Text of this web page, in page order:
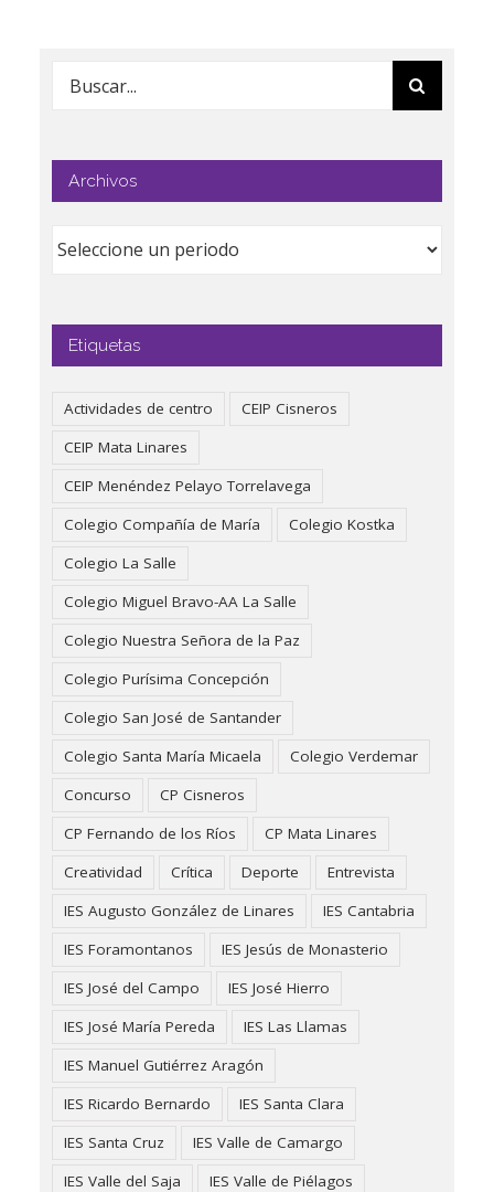
Buscar:
Archivos
Etiquetas
Actividades de centro
CEIP Cisneros
CEIP Mata Linares
CEIP Menéndez Pelayo Torrelavega
Colegio Compañía de María
Colegio Kostka
Colegio La Salle
Colegio Miguel Bravo-AA La Salle
Colegio Nuestra Señora de la Paz
Colegio Purísima Concepción
Colegio San José de Santander
Colegio Santa María Micaela
Colegio Verdemar
Concurso
CP Cisneros
CP Fernando de los Ríos
CP Mata Linares
Creatividad
Crítica Deporte
Entrevista
IES Augusto González de Linares
IES Cantabria
IES Foramontanos
IES Jesús de Monasterio
IES José del Campo
IES José Hierro
IES José María Pereda
IES Las Llamas
IES Manuel Gutiérrez Aragón
IES Ricardo Bernardo
IES Santa Clara
IES Santa Cruz
IES Valle de Camargo
IES Valle del Saja
IES Valle de Piélagos